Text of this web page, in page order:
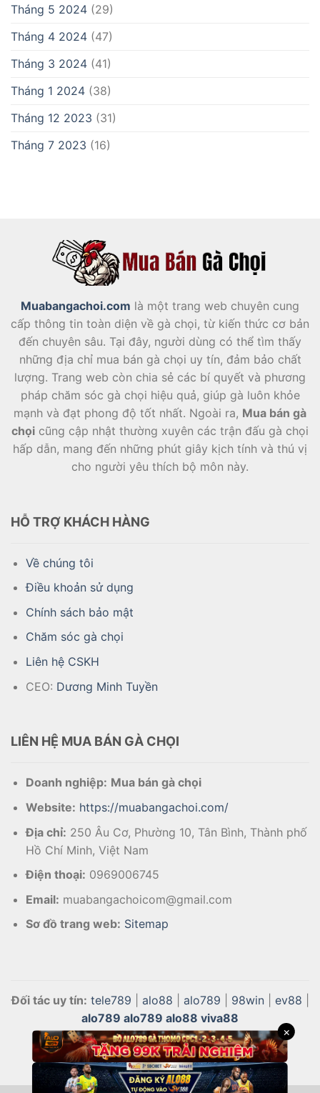
Tháng 5 2024 (29)
Tháng 4 2024 (47)
Tháng 3 2024 (41)
Tháng 1 2024 (38)
Tháng 12 2023 (31)
Tháng 7 2023 (16)
Muabangachoi.com là một trang web chuyên cung
cấp thông tin toàn diện về gà chọi, từ kiến thức cơ bản
đến chuyên sâu. Tại đây, người dùng có thể tìm thấy
những địa chỉ mua bán gà chọi uy tín, đảm bảo chất
lượng. Trang web còn chia sẻ các bí quyết và phương
pháp chăm sóc gà chọi hiệu quả, giúp gà luôn khỏe
mạnh và đạt phong độ tốt nhất. Ngoài ra, Mua bán gà
chọi cũng cập nhật thường xuyên các trận đấu gà chọi
hấp dẫn, mang đến những phút giây kịch tính và thú vị
cho người yêu thích bộ môn này.
HỖ TRỢ KHÁCH HÀNG
Về chúng tôi
Điều khoản sử dụng
Chính sách bảo mật
Chăm sóc gà chọi
Liên hệ CSKH
CEO: Dương Minh Tuyền
LIÊN HỆ MUA BÁN GÀ CHỌI
Doanh nghiệp: Mua bán gà chọi
Website: https://muabangachoi.com/
Địa chỉ: 250 Âu Cơ, Phường 10, Tân Bình, Thành phố
Hồ Chí Minh, Việt Nam
Điện thoại: 0969006745
Email: muabangachoicom@gmail.com
Sơ đồ trang web: Sitemap
Đối tác uy tín: tele789 alo88 alo789 98win ev88
alo789 alo789 alo88 viva88
×